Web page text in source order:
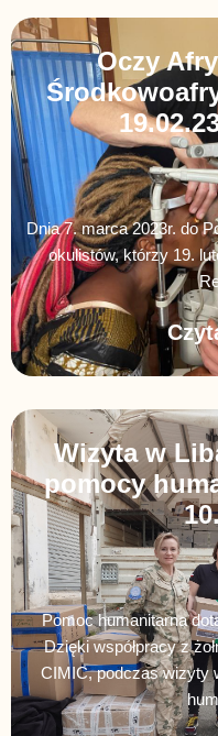
Oczy
Dnia 7. marca 2023r. do
okulistów, którzy 19.
Wizyta w
pomocy
Pomoc humanitarna
Dzięki współpracy z
CIMIC, podczas wizyty